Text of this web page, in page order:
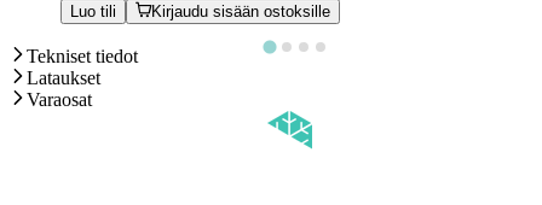
Luo tili Kirjaudu sisään ostoksille
Tekniset tiedot
Lataukset
Varaosat